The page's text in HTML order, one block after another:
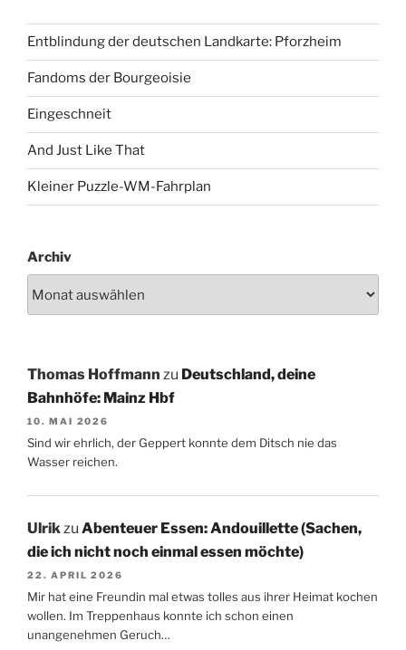
Entblindung der deutschen Landkarte: Pforzheim
Fandoms der Bourgeoisie
Eingeschneit
And Just Like That
Kleiner Puzzle-WM-Fahrplan
Archiv
Thomas Hoffmann zu Deutschland, deine
Bahnhöfe: Mainz Hbf
10. MAI 2026
Sind wir ehrlich, der Geppert konnte dem Ditsch nie das
Wasser reichen.
Ulrik zu Abenteuer Essen: Andouillette (Sachen,
die ich nicht noch einmal essen möchte)
22. APRIL 2026
Mir hat eine Freundin mal etwas tolles aus ihrer Heimat kochen
wollen. Im Treppenhaus konnte ich schon einen
unangenehmen Geruch…